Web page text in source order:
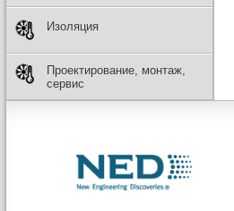
Изоляция
Проектирование, монтаж,
сервис